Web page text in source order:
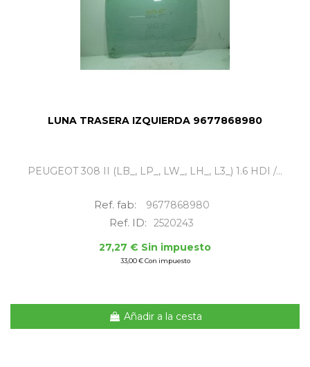
LUNA TRASERA IZQUIERDA 9677868980
PEUGEOT 308 II (LB_, LP_, LW_, LH_, L3_) 1.6 HDI /...
Ref. fab: 9677868980
Ref. ID:
2520243
27,27 € Sin impuesto
33,00 € Con impuesto
Añadir a la cesta